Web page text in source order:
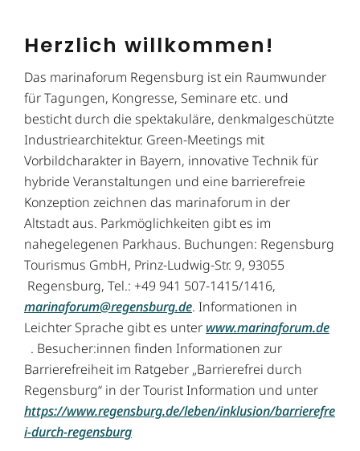
Herzlich willkommen!
Das marinaforum Regensburg ist ein Raumwunder
für Tagungen, Kongresse, Seminare etc. und
besticht durch die spektakuläre, denkmalgeschützte
Industriearchitektur. Green-Meetings mit
Vorbildcharakter in Bayern, innovative Technik für
hybride Veranstaltungen und eine barrierefreie
Konzeption zeichnen das marinaforum in der
Altstadt aus. Parkmöglichkeiten gibt es im
nahegelegenen Parkhaus. Buchungen: Regensburg
Tourismus GmbH, Prinz-Ludwig-Str. 9, 93055
Regensburg, Tel.: +49 941 507-1415/1416,
marinaforum@regensburg.de. Informationen in
Leichter Sprache gibt es unter www.marinaforum.de
. Besucher:innen finden Informationen zur
Barrierefreiheit im Ratgeber „Barrierefrei durch
Regensburg“ in der Tourist Information und unter
https://www.regensburg.de/leben/inklusion/barrierefre
i-durch-regensburg